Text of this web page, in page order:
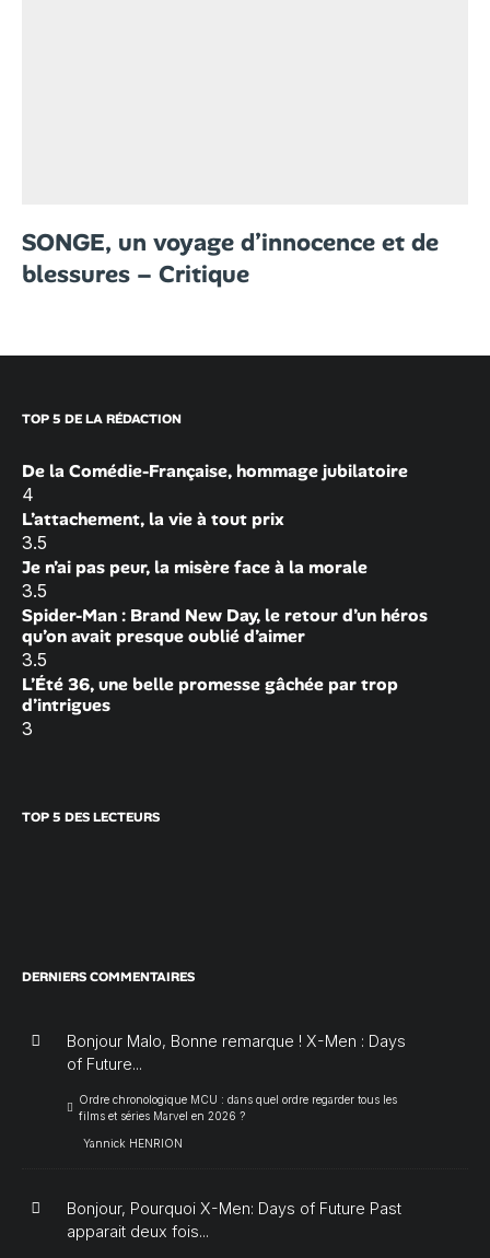
SONGE, un voyage d’innocence et de
blessures – Critique
TOP 5 DE LA RÉDACTION
De la Comédie-Française, hommage jubilatoire
4
L’attachement, la vie à tout prix
3.5
Je n’ai pas peur, la misère face à la morale
3.5
Spider-Man : Brand New Day, le retour d’un héros
qu’on avait presque oublié d’aimer
3.5
L’Été 36, une belle promesse gâchée par trop
d’intrigues
3
TOP 5 DES LECTEURS
DERNIERS COMMENTAIRES
Bonjour Malo, Bonne remarque ! X-Men : Days
of Future...
Ordre chronologique MCU : dans quel ordre regarder tous les
films et séries Marvel en 2026 ?
Yannick HENRION
Bonjour, Pourquoi X-Men: Days of Future Past
apparait deux fois...